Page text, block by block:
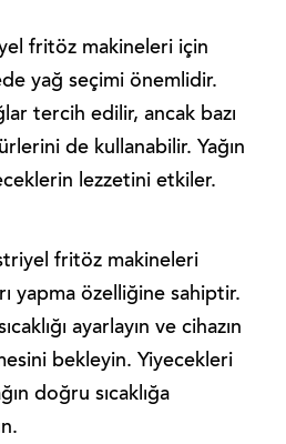
fritöz makineleri için
yağ seçimi önemlidir.
tercih edilir, ancak bazı
de kullanabilir. Yağın
lezzetini etkiler.
fritöz makineleri
yapma özelliğine sahiptir.
ayarlayın ve cihazın
bekleyin. Yiyecekleri
doğru sıcaklığa